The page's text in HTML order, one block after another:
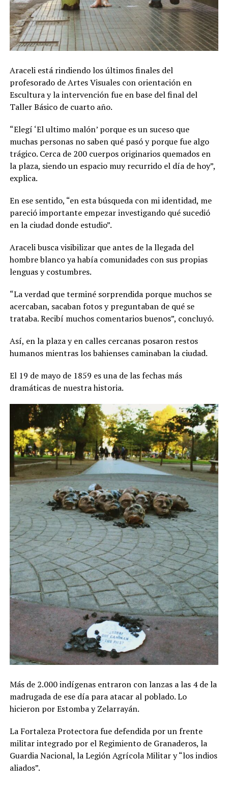
Araceli está rindiendo los últimos finales del
profesorado de Artes Visuales con orientación en
Escultura y la intervención fue en base del final del
Taller Básico de cuarto año.
“Elegí ‘El ultimo malón’ porque es un suceso que
muchas personas no saben qué pasó y porque fue algo
trágico. Cerca de 200 cuerpos originarios quemados en
la plaza, siendo un espacio muy recurrido el día de hoy”,
explica.
En ese sentido, “en esta búsqueda con mi identidad, me
pareció importante empezar investigando qué sucedió
en la ciudad donde estudio”.
Araceli busca visibilizar que antes de la llegada del
hombre blanco ya había comunidades con sus propias
lenguas y costumbres.
“La verdad que terminé sorprendida porque muchos se
acercaban, sacaban fotos y preguntaban de qué se
trataba. Recibí muchos comentarios buenos”, concluyó.
Así, en la plaza y en calles cercanas posaron restos
humanos mientras los bahienses caminaban la ciudad.
El 19 de mayo de 1859 es una de las fechas más
dramáticas de nuestra historia.
Más de 2.000 indígenas entraron con lanzas a las 4 de la
madrugada de ese día para atacar al poblado. Lo
hicieron por Estomba y Zelarrayán.
La Fortaleza Protectora fue defendida por un frente
militar integrado por el Regimiento de Granaderos, la
Guardia Nacional, la Legión Agrícola Militar y “los indios
aliados”.